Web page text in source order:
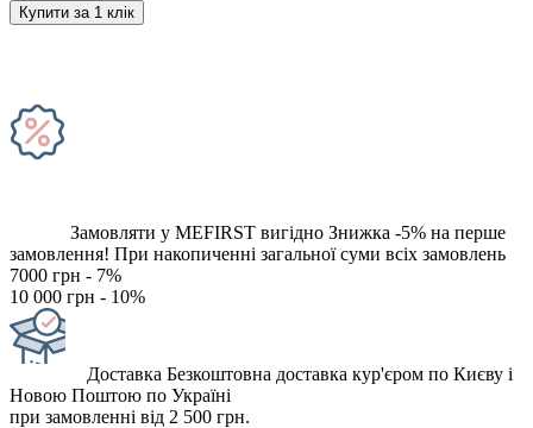
Купити за 1 клiк
Замовляти у MEFIRST вигідно Знижка -5% на перше
замовлення! При накопиченні загальної суми всіх замовлень
7000 грн - 7%
10 000 грн - 10%
Доставка Безкоштовна доставка кур'єром по Києву і
Новою Поштою по Україні
при замовленні від 2 500 грн.